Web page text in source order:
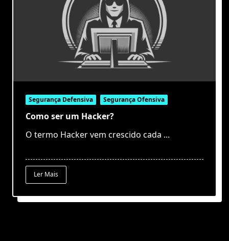
Segurança Defensiva Segurança Ofensiva
Como ser um Hacker?
O termo Hacker vem crescido cada ...
Ler Mais